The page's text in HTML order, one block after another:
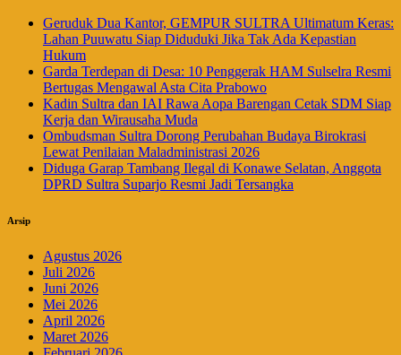
Geruduk Dua Kantor, GEMPUR SULTRA Ultimatum Keras:
Lahan Puuwatu Siap Diduduki Jika Tak Ada Kepastian
Hukum
Garda Terdepan di Desa: 10 Penggerak HAM Sulselra Resmi
Bertugas Mengawal Asta Cita Prabowo
Kadin Sultra dan IAI Rawa Aopa Barengan Cetak SDM Siap
Kerja dan Wirausaha Muda
Ombudsman Sultra Dorong Perubahan Budaya Birokrasi
Lewat Penilaian Maladministrasi 2026
Diduga Garap Tambang Ilegal di Konawe Selatan, Anggota
DPRD Sultra Suparjo Resmi Jadi Tersangka
Arsip
Agustus 2026
Juli 2026
Juni 2026
Mei 2026
April 2026
Maret 2026